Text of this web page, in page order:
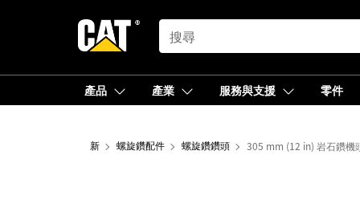
SEARCH
產品 產業 服務與支援 零件
新 螺旋鑽配件 螺旋鑽鑽頭 305 mm (12 in) 岩石鑽機